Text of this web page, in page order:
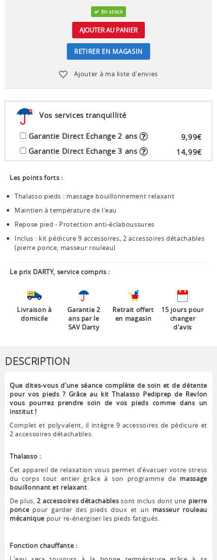
En stock
AJOUTER AU PANIER
RETIRER EN MAGASIN
Ajouter à ma liste d'envies
Vos services tranquillité
Garantie Direct Echange 2 ans 9,99€
Garantie Direct Echange 3 ans
14,99€
Les points forts :
Thalasso pieds : massage bouillonnement relaxant
Maintien à température de l'eau
Repose pied - Protection anti-éclaboussures
Inclus : kit pédicure 9 accessoires, 2 accessoires détachables
(pierre ponce, masseur rouleau)
Le prix DARTY, service compris :
Livraison à
domicile
Garantie 2
ans par le
SAV Darty
Retrait offert
en magasin
15 jours pour
changer
d'avis
DESCRIPTION
Que dites-vous d’une séance complète de soin et de détente
pour vos pieds ? Grâce au kit Thalasso Pediprep de Revlon
vous pourrez prendre soin de vos pieds comme dans un
institut !
Complet et polyvalent, il intègre 9 accessoires de pédicure et
2 accessoires détachables.
Thalasso :
Cet appareil de relaxation vous permet d’évacuer votre stress
du corps tout entier grâce à son programme de massage
bouillonnant et relaxant.
De plus,2 accessoires détachables sont inclus dont une pierre
poncepour garder des pieds doux et un masseur rouleau
mécaniquepour re-énergiser les pieds fatigués.
Fonction chauffante :